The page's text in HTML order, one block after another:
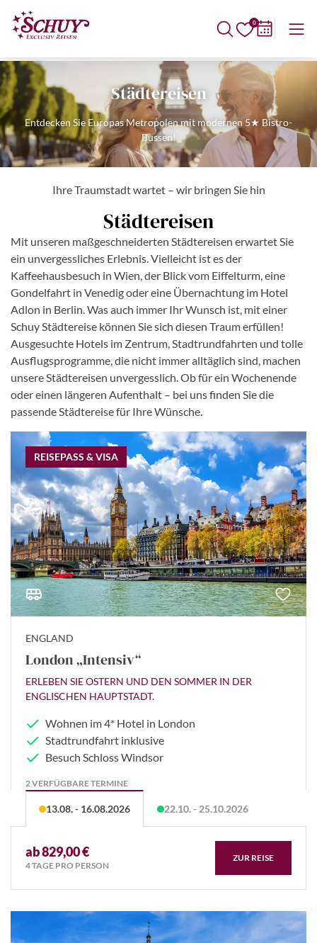
0
Städtereisen
Entdecken Sie Europas Metropolen mit modernen 5★ Bistro-
Bussen!
Ihre Traumstadt wartet – wir bringen Sie hin
Städtereisen
Mit unseren maßgeschneiderten Städtereisen erwartet Sie
ein unvergessliches Erlebnis. Vielleicht ist es der
Kaffeehausbesuch in Wien, der Blick vom Eiffelturm, eine
Gondelfahrt in Venedig oder eine Übernachtung im Hotel
Adlon in Berlin. Was auch immer Ihr Wunsch ist, mit einer
Schuy Städtereise können Sie sich diesen Traum erfüllen!
Ausgesuchte Hotels im Zentrum, Stadtrundfahrten und tolle
Ausflugsprogramme, die nicht immer alltäglich sind, machen
unsere Städtereisen unvergesslich. Ob für ein Wochenende
oder einen längeren Aufenthalt – bei uns finden Sie die
passende Städtereise für Ihre Wünsche.
REISEPASS & VISA
ENGLAND
London „Intensiv“
ERLEBEN SIE OSTERN UND DEN SOMMER IN DER
ENGLISCHEN HAUPTSTADT.
Wohnen im 4* Hotel in London
Stadtrundfahrt inklusive
Besuch Schloss Windsor
2 VERFÜGBARE TERMINE
13.08. - 16.08.2026 22.10. - 25.10.2026
ab 829,00 €
4 TAGE PRO PERSON
ZUR REISE